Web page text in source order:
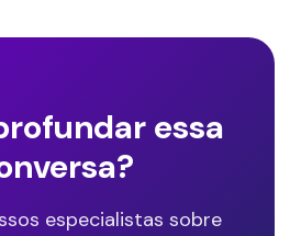
essa
especialistas sobre